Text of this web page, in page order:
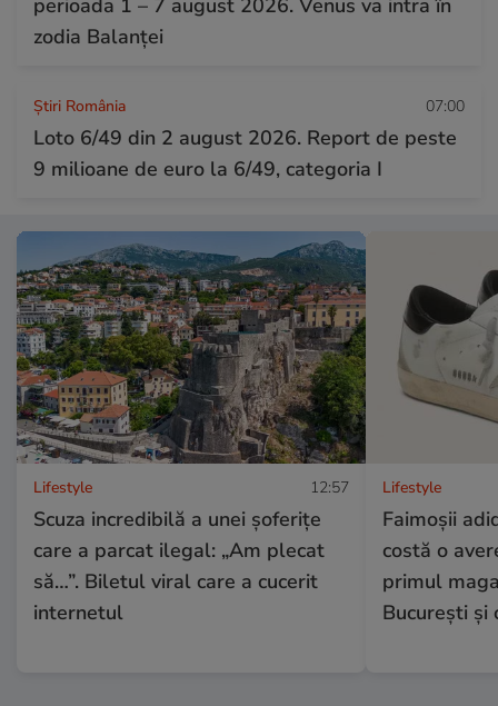
perioada 1 – 7 august 2026. Venus va intra în
zodia Balanței
Știri România 07:00
Loto 6/49 din 2 august 2026. Report de peste
9 milioane de euro la 6/49, categoria I
Lifestyle 12:57
Scuza incredibilă a unei șoferițe
care a parcat ilegal: „Am plecat
să…”. Biletul viral care a cucerit
internetul
Lifestyle
Faimoșii
costă o
primul
București și